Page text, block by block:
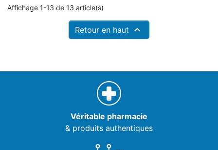
Affichage 1-13 de 13 article(s)
Retour en haut 
Véritable pharmacie
& produits authentiques